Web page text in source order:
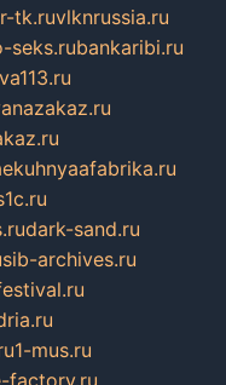
tk.ruvlknrussia.ru
seks.rubankaribi.ru
dark-sand.ru
sib-archives.ru
1-mus.ru
factory.ru